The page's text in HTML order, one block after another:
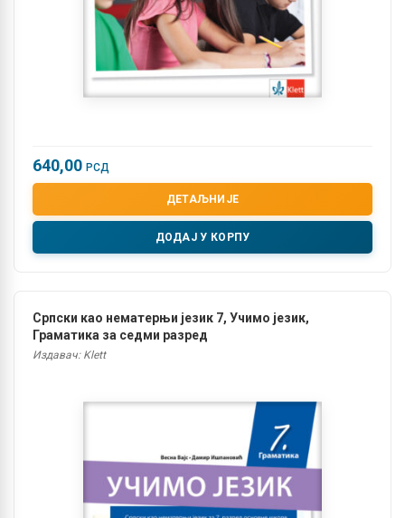
640,00 РСД
ДЕТАЉНИЈЕ
ДОДАЈ У КОРПУ
Српски као нематерњи језик 7, Учимо језик,
Граматика за седми разред
Издавач: Klett